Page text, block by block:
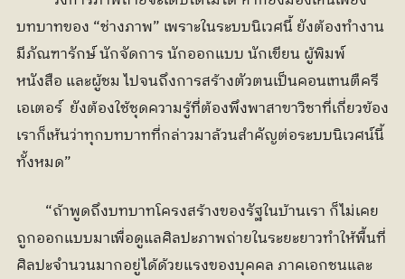
บทบาทของ “ช่างภาพ” เพราะในระบบนิเวศนี้ ยังต้องทำงาน
มีภัณฑารักษ์ นักจัดการ นักออกแบบ นักเขียน ผู้พิมพ์
หนังสือ และผู้ชม ไปจนถึงการสร้างตัวตนเป็นคอนเทนตืครี
เอเตอร์  ยังต้องใช้ชุดความรู้ที่ต้องพึงพาสาขาวิชาที่เกี่ยวข้อง
เราก็เห้นว่าทุกบทบาทที่กล่าวมาล้วนสำคัญต่อระบบนิเวศน์นี้
ทั้งหมด”
ถูกออกแบบมาเพื่อดูแลศิลปะภาพถ่ายในระยะยาวทำให้พื้นที่
ศิลปะจำนวนมากอยู่ได้ด้วยแรงของบุคคล ภาคเอกชนและ